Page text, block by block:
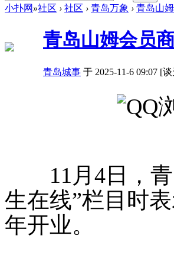
小扑网 »社区 › 社区 › 青岛万象 › 青岛山
青岛山姆会员
青岛城事 于 2025-11-6 09:07 [
11月4日，青
生在线”栏目时
年开业。